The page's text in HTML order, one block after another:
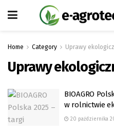
Home Category Uprawy
Uprawy
BIOAGRO
w rolnictwie
20 października